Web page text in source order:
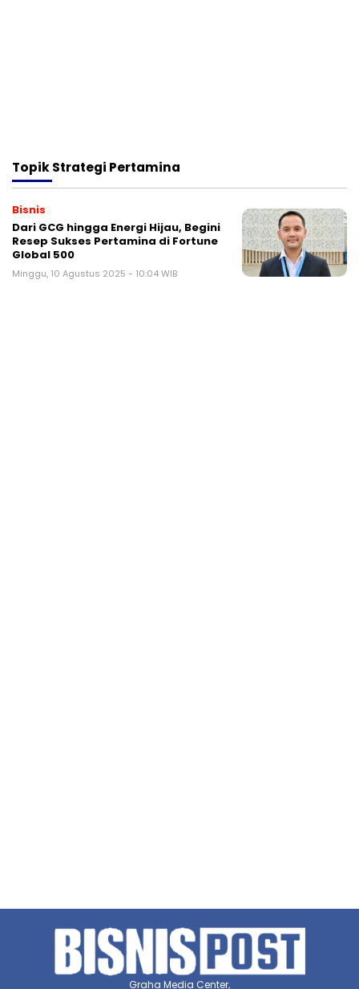
TopikStrategi Pertamina
Bisnis
Dari GCG hingga Energi Hijau, Begini
Resep Sukses Pertamina di Fortune
Global 500
Minggu, 10 Agustus 2025 - 10:04 WIB
Graha Media Center,